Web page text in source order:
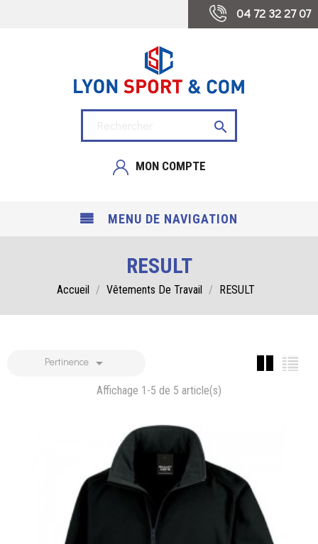
04 72 32 27 07

MON COMPTE
MENU DE NAVIGATION
RESULT
Accueil Vêtements De Travail RESULT
Pertinence 
Affichage 1-5 de 5 article(s)